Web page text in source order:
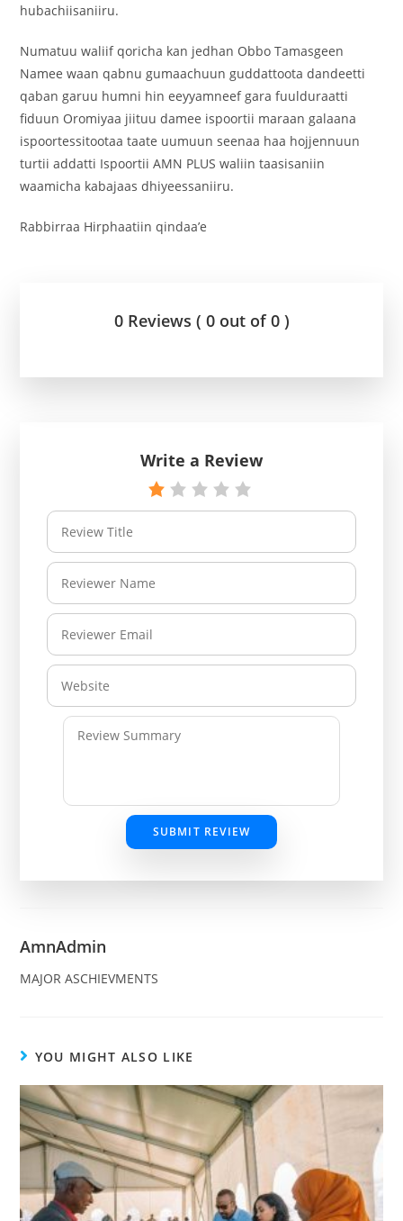
hubachiisaniiru.
Numatuu waliif qoricha kan jedhan Obbo Tamasgeen
Namee waan qabnu gumaachuun guddattoota dandeetti
qaban garuu humni hin eeyyamneef gara fuulduraatti
fiduun Oromiyaa jiituu damee ispoortii maraan galaana
ispoortessitootaa taate uumuun seenaa haa hojjennuun
turtii addatti Ispoortii AMN PLUS waliin taasisaniin
waamicha kabajaas dhiyeessaniiru.
Rabbirraa Hirphaatiin qindaa’e
0 Reviews ( 0 out of 0 )
Write a Review
SUBMIT REVIEW
AmnAdmin
MAJOR ASCHIEVMENTS
YOU MIGHT ALSO LIKE